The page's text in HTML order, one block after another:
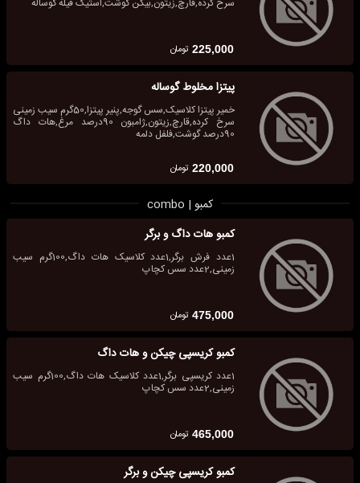
225,000 تومان
پیتزا مخلوط گوساله
خمیر پیتزا کلاسیک,سس گوجه,پنیر پیتزا,50گرم سیب زمینی
سرخ کرده,قارچ,زیتون,ژامبون 90درصد مرغ,هات داگ
90درصد گوشت,فلفل دلمه
220,000 تومان
کمبو | combo
کمبو هات داگ و برگر
1عدد فرش برگر,1عدد کلاسیک هات داگ,100گرم سیب
زمینی,2عدد سس کچاپ
475,000 تومان
کمبو کریسپی چیکن و هات داگ
1عدد کریسپی برگر,1عدد کلاسیک هات داگ,100گرم سیب
زمینی,2عدد سس کچاپ
465,000 تومان
کمبو کریسپی چیکن و برگر